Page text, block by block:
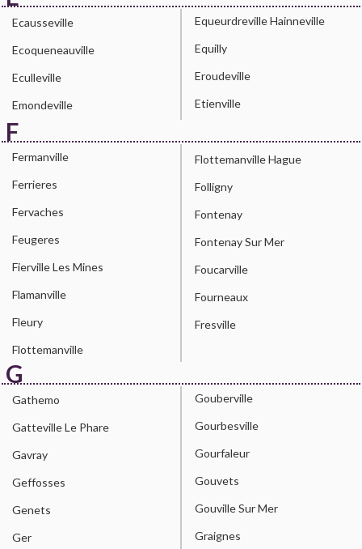
Ecausseville
Ecoqueneauville
Eculleville
Emondeville
Equeurdreville Hainneville
Equilly
Eroudeville
Etienville
F
Fermanville
Ferrieres
Fervaches
Feugeres
Fierville Les Mines
Flamanville
Fleury
Flottemanville
Flottemanville Hague
Folligny
Fontenay
Fontenay Sur Mer
Foucarville
Fourneaux
Fresville
G
Gathemo
Gatteville Le Phare
Gavray
Geffosses
Genets
Ger
Gouberville
Gourbesville
Gourfaleur
Gouvets
Gouville Sur Mer
Graignes